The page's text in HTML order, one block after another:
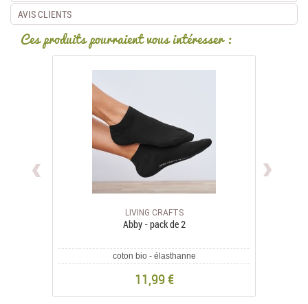
AVIS CLIENTS
Ces produits pourraient vous intéresser :
LIVING CRAFTS
Abby - pack de 2
coton bio - élasthanne
11,99 €